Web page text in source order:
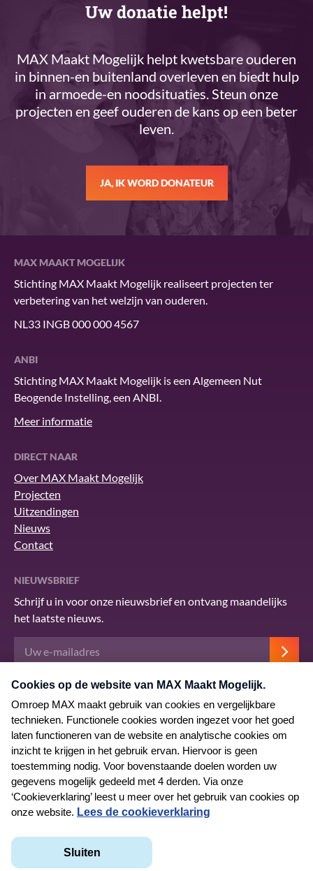
Uw donatie helpt!
MAX Maakt Mogelijk helpt kwetsbare ouderen
in binnen-en buitenland overleven en biedt hulp
in armoede-en noodsituaties. Steun onze
projecten en geef ouderen de kans op een beter
leven.
JA, IK WORD DONATEUR
MAX MAAKT MOGELIJK
Stichting MAX Maakt Mogelijk realiseert projecten ter
verbetering van het welzijn van ouderen.
NL33 INGB 000 000 4567
ANBI
Stichting MAX Maakt Mogelijk is een Algemeen Nut
Beogende Instelling, een ANBI.
Meer informatie
DIRECT NAAR
Over MAX Maakt Mogelijk
Projecten
Uitzendingen
Nieuws
Contact
NIEUWSBRIEF
Schrijf u in voor onze nieuwsbrief en ontvang maandelijks
het laatste nieuws.
Deze site wordt beschermd door reCAPTCHA en het Googleprivacybeleid.
servicevoorwaarden
© 2026 MAX Maakt Mogelijk
Algemene voorwaarden
Cookieverklaring
Kwetsbaarheid melden